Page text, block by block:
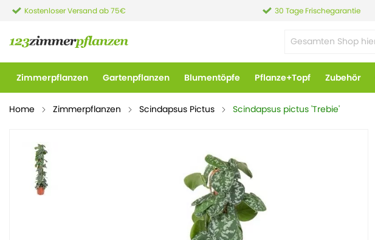
Kostenloser Versand ab 75€ 30 Tage Frischegarantie
Zimmerpflanzen Gartenpflanzen Blumentöpfe Pflanze+Topf Zubehör
Home Zimmerpflanzen Scindapsus Pictus Scindapsus pictus 'Trebie'